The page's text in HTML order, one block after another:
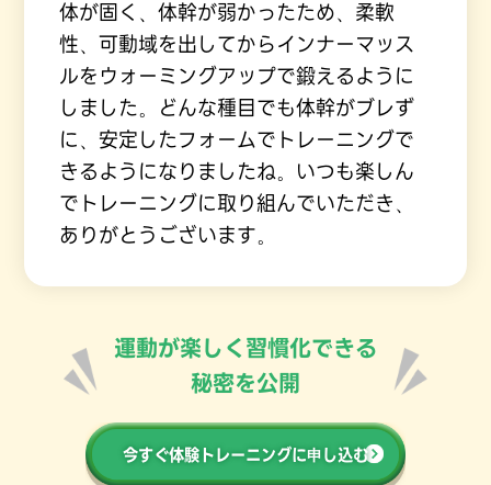
体が固く、体幹が弱かったため、柔軟
性、可動域を出してからインナーマッス
ルをウォーミングアップで鍛えるように
しました。どんな種目でも体幹がブレず
に、安定したフォームでトレーニングで
きるようになりましたね。いつも楽しん
でトレーニングに取り組んでいただき、
ありがとうございます。
運動が楽しく習慣化できる
秘密を公開
今すぐ体験トレーニングに申し込む